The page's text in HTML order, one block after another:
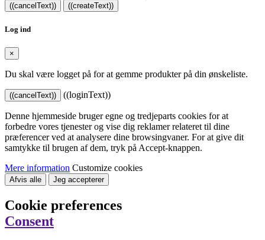
((cancelText)) ((createText))
Log ind
×
Du skal være logget på for at gemme produkter på din ønskeliste.
((cancelText)) ((loginText))
Denne hjemmeside bruger egne og tredjeparts cookies for at
forbedre vores tjenester og vise dig reklamer relateret til dine
præferencer ved at analysere dine browsingvaner. For at give dit
samtykke til brugen af dem, tryk på Accept-knappen.
Mere information Customize cookies
Afvis alle Jeg accepterer
Cookie preferences
Consent